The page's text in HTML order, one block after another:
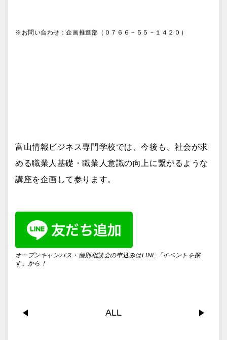
※お問い合わせ：企画推進部（０７６６－５５－１４２０）
富山情報ビジネス専門学校では、今後も、社会が求
める職業人基礎・職業人意識の向上に繋がるような
講座を企画して参ります。
オープンキャンパス・個別相談会の申込みはLINE「イベントを探
す」から！
ALL